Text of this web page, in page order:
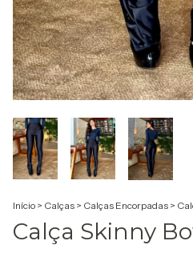
Início > Calças > Calças Encorpadas >
Calça Skinny